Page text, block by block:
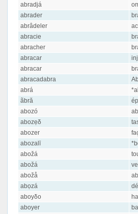
abradjá
abrader
abrâdeler
abracie
abracher
abracar
abracar
abracadabra
abrá
ãbră
abozó
abozẹδ
abozer
abozalī
abožá
abožá
abožå
abọzá
aboyδo
aboyer